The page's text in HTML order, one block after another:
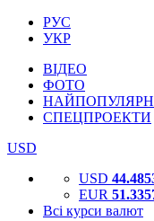
РУС
УКР
ВІДЕО
ФОТО
СПЕЦПРОЕКТИ
USD
USD
EUR
Всі курси валют